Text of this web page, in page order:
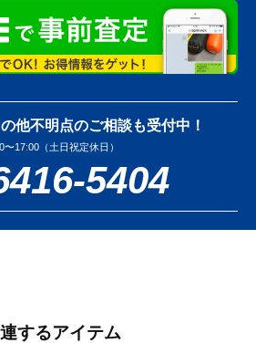
他不明点のご相談も受付中！
〜17:00（土日祝定休日）
5404
するアイテム